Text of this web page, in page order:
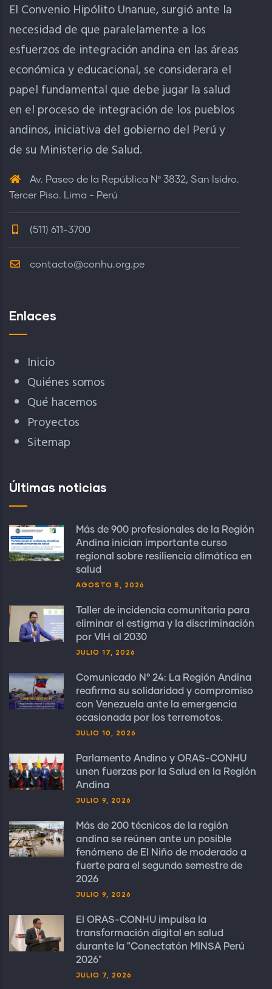
El Convenio Hipólito Unanue, surgió ante la
necesidad de que paralelamente a los
esfuerzos de integración andina en las áreas
económica y educacional, se considerara el
papel fundamental que debe jugar la salud
en el proceso de integración de los pueblos
andinos, iniciativa del gobierno del Perú y
de su Ministerio de Salud.
Av. Paseo de la República Nº 3832, San Isidro.
Tercer Piso. Lima - Perú
(511) 611-3700
contacto@conhu.org.pe
Enlaces
Inicio
Quiénes somos
Qué hacemos
Proyectos
Sitemap
Últimas noticias
Más de 900 profesionales de la Región
Andina inician importante curso
regional sobre resiliencia climática en
salud
AGOSTO 5, 2026
Taller de incidencia comunitaria para
eliminar el estigma y la discriminación
por VIH al 2030
JULIO 17, 2026
Comunicado N° 24: La Región Andina
reafirma su solidaridad y compromiso
con Venezuela ante la emergencia
ocasionada por los terremotos.
JULIO 10, 2026
Parlamento Andino y ORAS-CONHU
unen fuerzas por la Salud en la Región
Andina
JULIO 9, 2026
Más de 200 técnicos de la región
andina se reúnen ante un posible
fenómeno de El Niño de moderado a
fuerte para el segundo semestre de
2026
JULIO 9, 2026
El ORAS-CONHU impulsa la
transformación digital en salud
durante la "Conectatón MINSA Perú
2026"
JULIO 7, 2026